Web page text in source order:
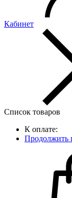
Кабинет
Список товаров
К оплате:
Продолжить